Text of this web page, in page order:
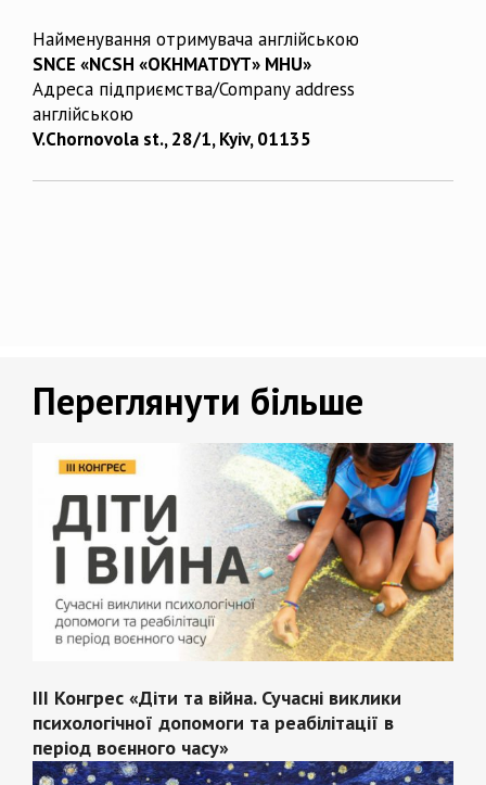
Найменування отримувача англійською
SNCE «NCSH «OKHMATDYT» MHU»
Адреса підприємства/Company address
англійською
V.Chornovola st., 28/1, Kyiv, 01135
Переглянути більше
III Конгрес «Діти та війна. Сучасні виклики
психологічної допомоги та реабілітації в
період воєнного часу»